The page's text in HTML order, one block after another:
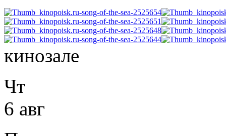
кинозале
Чт
6 авг